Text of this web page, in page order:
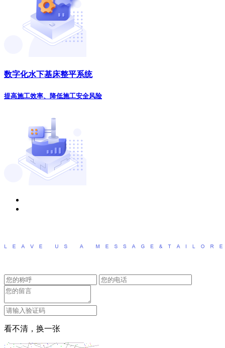
数字化水下基床整平系统
提高施工效率、降低施工安全风险
看不清，换一张